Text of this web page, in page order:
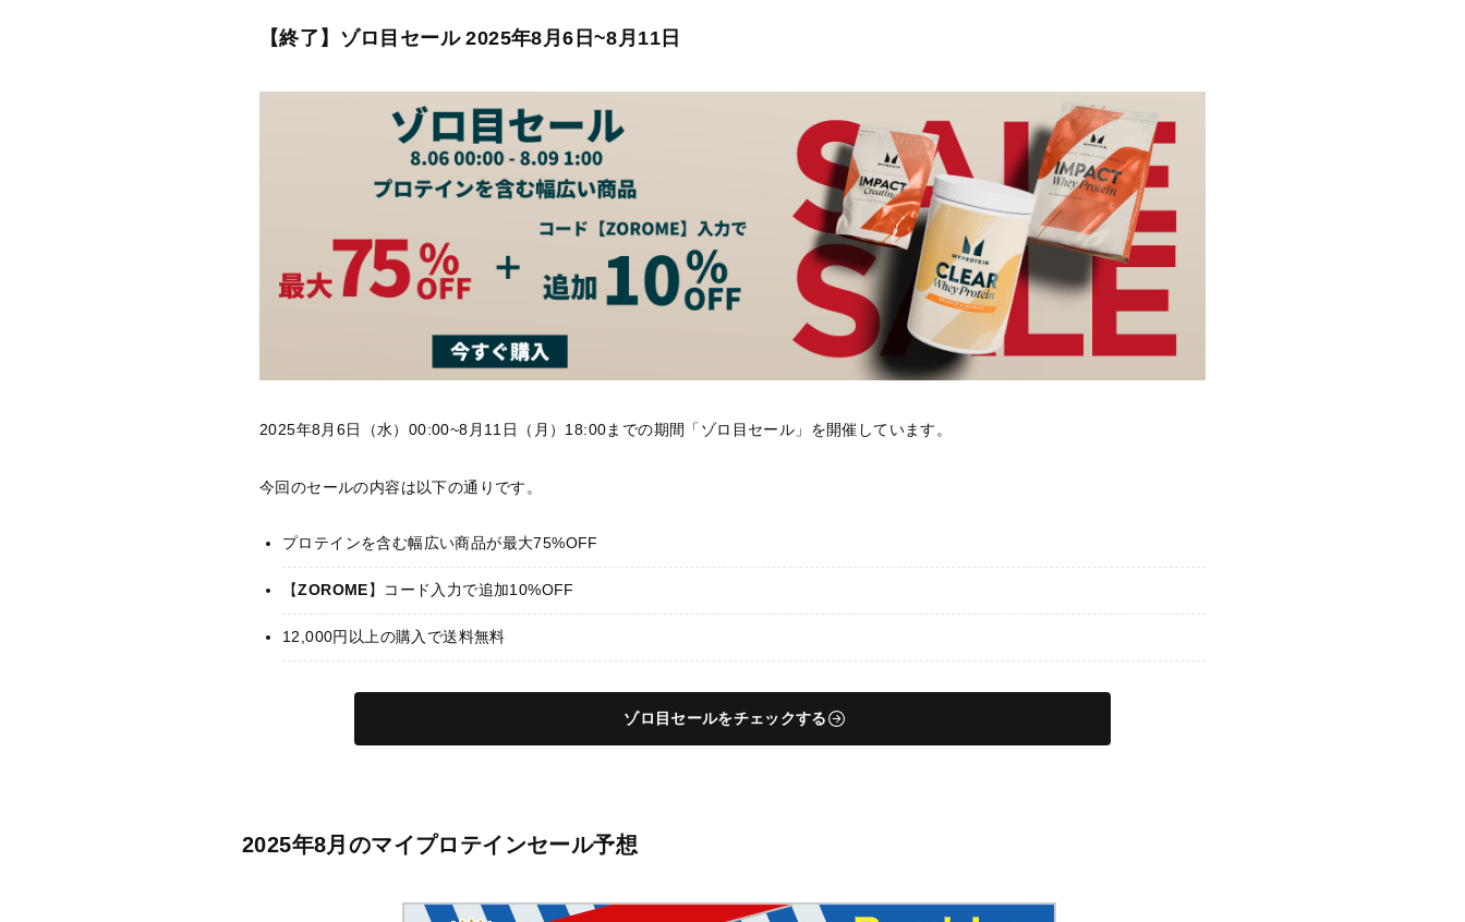
【終了】ゾロ目セール 2025年8月6日~8月11日
2025年8月6日（水）00:00~8月11日（月）18:00までの期間「ゾロ目セール」を開催しています。
今回のセールの内容は以下の通りです。
プロテインを含む幅広い商品が最大75%OFF
【ZOROME】コード入力で追加10%OFF
12,000円以上の購入で送料無料
ゾロ目セールをチェックする
2025年8月のマイプロテインセール予想